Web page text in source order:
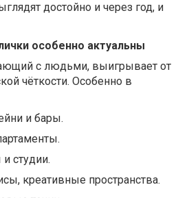
достойно и через год, и
особенно актуальны
с людьми, выигрывает от
чёткости. Особенно в
и бары.
студии.
креативные пространства.